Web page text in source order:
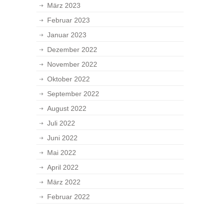
März 2023
Februar 2023
Januar 2023
Dezember 2022
November 2022
Oktober 2022
September 2022
August 2022
Juli 2022
Juni 2022
Mai 2022
April 2022
März 2022
Februar 2022